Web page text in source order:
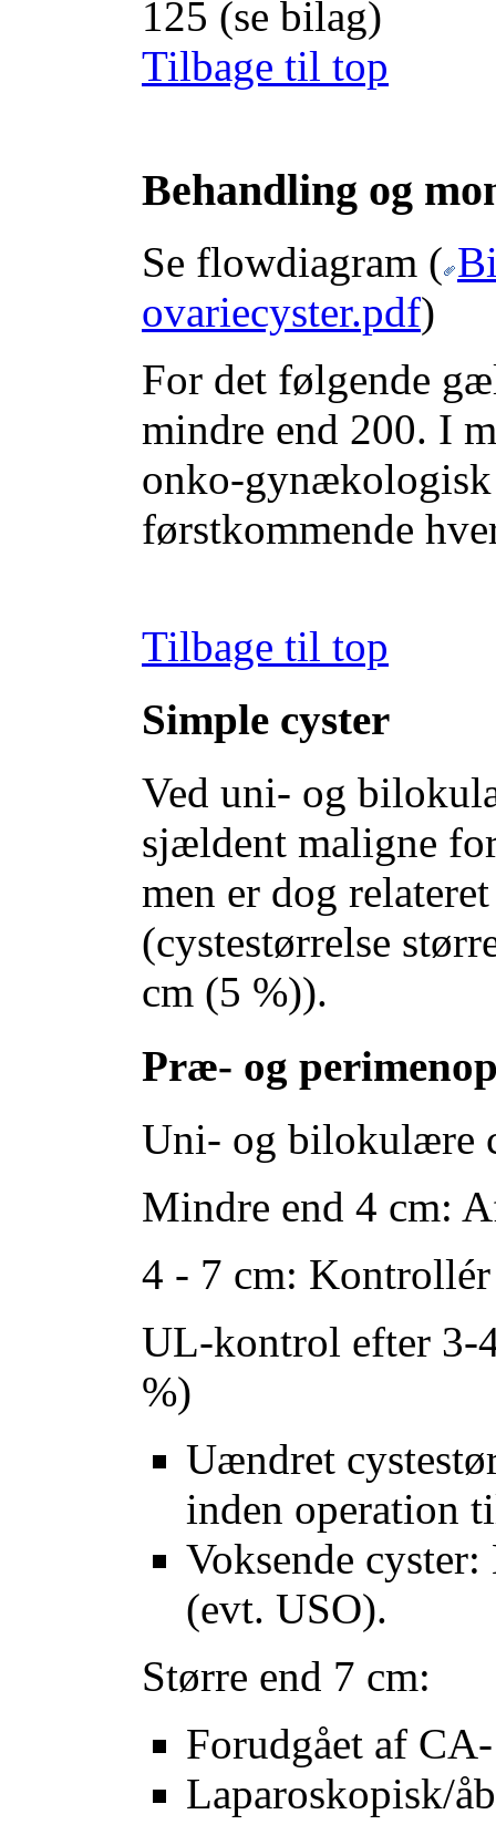
125 (se bilag)
Tilbage til top
Behandling og
Se flowdiagram (
ovariecyster.pdf)
For det følgende
mindre end 200. I
onko-gynækologisk
førstkommende
Tilbage til top
Simple cyster
Ved uni- og
sjældent maligne
men er dog
(cystestørrelse
cm (5 %)).
Præ- og
Uni- og bilokulære
Mindre end 4 cm:
4 - 7 cm:
UL-kontrol efter 3-
%)
Uændret
inden operation
Voksende
(evt. USO).
Større end 7 cm:
Forudgået af
Laparoskopisk/